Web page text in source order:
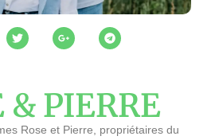
& PIERRE
Rose et Pierre, propriétaires du